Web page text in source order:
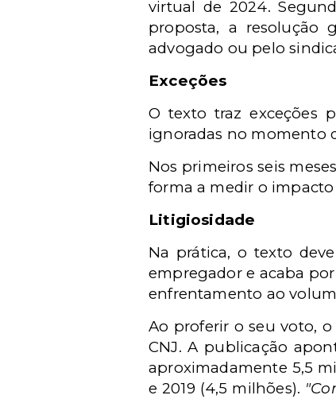
virtual de 2024.
proposta, a resolução
advogado ou pelo
Exceções
O texto traz exceções
ignoradas no momento
Nos primeiros seis
forma a medir o
Litigiosidade
Na prática, o texto
empregador e acaba
enfrentamento ao
Ao proferir o seu voto,
CNJ. A publicação
aproximadamente 5,5
e 2019 (4,5 milhões).